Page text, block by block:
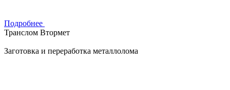
Подробнее
Транслом Втормет
Заготовка и переработка металлолома